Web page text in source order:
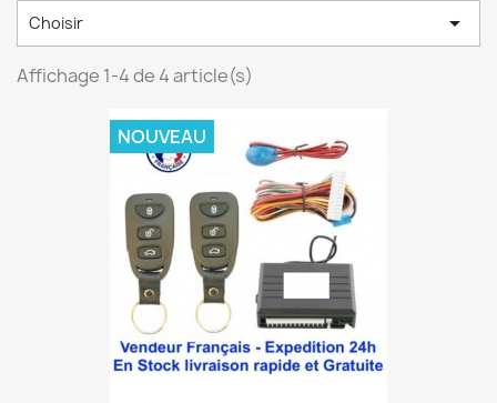
Choisir 
Affichage 1-4 de 4 article(s)
NOUVEAU